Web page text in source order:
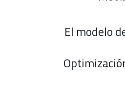
El modelo